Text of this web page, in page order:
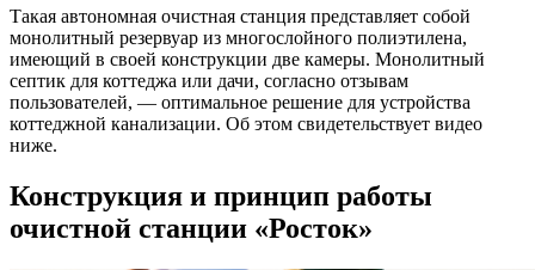
Такая автономная очистная станция представляет собой
монолитный резервуар из многослойного полиэтилена,
имеющий в своей конструкции две камеры. Монолитный
септик для коттеджа или дачи, согласно отзывам
пользователей, — оптимальное решение для устройства
коттеджной канализации. Об этом свидетельствует видео
ниже.
Конструкция и принцип работы
очистной станции «Росток»